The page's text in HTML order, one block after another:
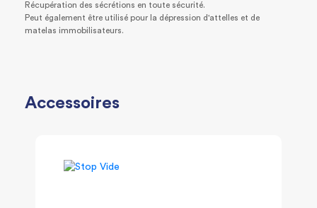
Récupération des sécrétions en toute sécurité.
Peut également être utilisé pour la dépression d'attelles et de
matelas immobilisateurs.
Accessoires